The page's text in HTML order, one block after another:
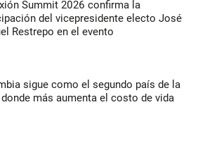
Summit 2026 confirma la
del vicepresidente electo José
Restrepo en el evento
sigue como el segundo país de la
donde más aumenta el costo de vida